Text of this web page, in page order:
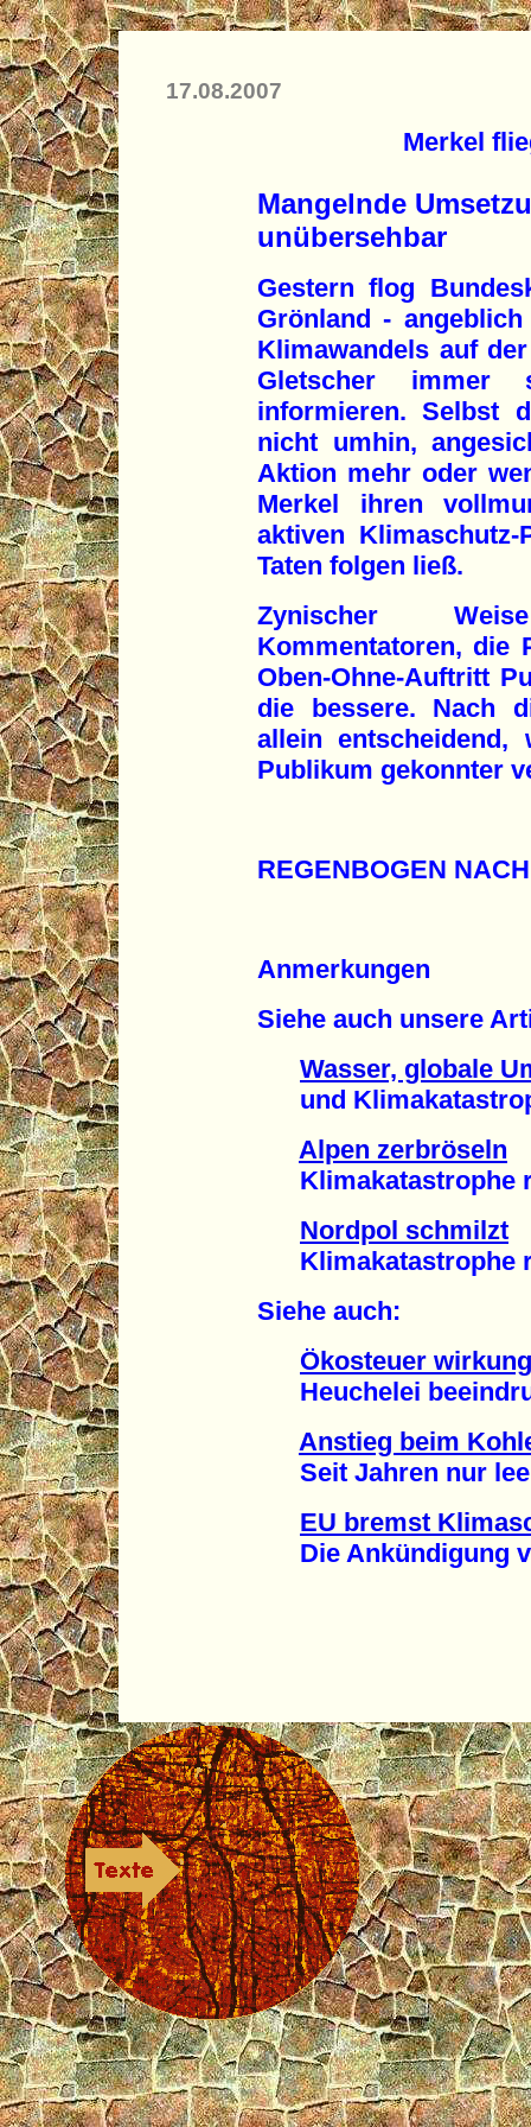
17.08.2007
Merkel
Mangelnde
unübersehbar
Gestern flog
Grönland -
Klimawandels auf
Gletscher immer
informieren. Selbst
nicht umhin,
Aktion mehr oder
Merkel ihren
aktiven
Taten folgen ließ.
Zynischer
Kommentatoren, die
Oben-Ohne-Auftritt
die bessere. Nach
allein
Publikum gekonnter
REGENBOGEN
Anmerkungen
Siehe auch unsere
Wasser, globale
und
Alpen zerbröseln
Klimakatastrophe
Nordpol schmilzt
Klimakatastrophe
Siehe auch:
Ökosteuer
Heuchelei
Anstieg beim
Seit Jahren nur
EU bremst
Die Ankündigung